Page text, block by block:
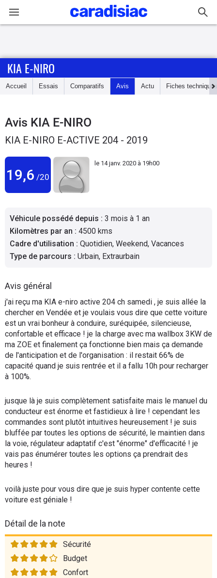
Accueil
Essais
Guide
Electriques
Flottes
Auto
Forum
Moto
Marques
KIA E-NIRO
Accueil Essais Comparatifs Avis Actu Fiches techniques
Avis KIA E-NIRO
KIA E-NIRO E-ACTIVE 204 - 2019
19,6 /20
le 14 janv. 2020 à 19h00
Véhicule possédé depuis : 3 mois à 1 an
Kilomètres par an : 4500 kms
Cadre d'utilisation : Quotidien, Weekend, Vacances
Type de parcours : Urbain, Extraurbain
Avis général
j'ai reçu ma KIA e-niro active 204 ch samedi , je suis allée la
chercher en Vendée et je voulais vous dire que cette voiture
est un vrai bonheur à conduire, suréquipée, silencieuse,
confortable et efficace ! je la charge avec ma wallbox 3KW de
ma ZOE et finalement ça fonctionne bien mais ça demande
de l'anticipation et de l'organisation : il restait 66% de
capacité quand je suis rentrée et il a fallu 10h pour recharger
à 100%.
jusque là je suis complètement satisfaite mais le manuel du
conducteur est énorme et fastidieux à lire ! cependant les
commandes sont plutôt intuitives heureusement ! je suis
bluffée par toutes les options de sécurité, le maintien dans
la voie, régulateur adaptatif c'est "énorme" d'efficacité ! je
vais pas énumérer toutes les options ça prendrait des
heures !
voilà juste pour vous dire que je suis hyper contente cette
voiture est géniale !
Détail de la note
Sécurité
Budget
Confort